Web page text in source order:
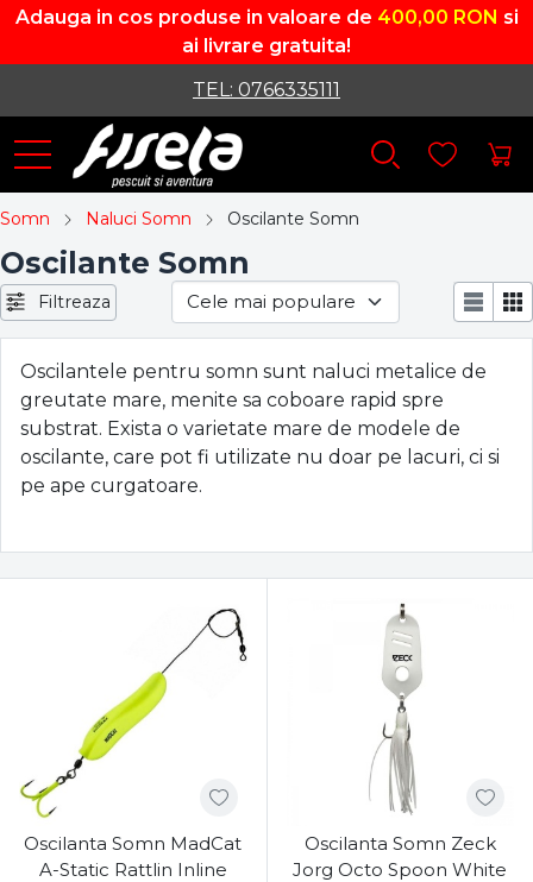
Adauga in cos produse in valoare de 400,00 RON si
ai livrare gratuita!
TEL: 0766335111
Somn Naluci Somn Oscilante Somn
Oscilante Somn
Filtreaza
Oscilantele pentru somn sunt naluci metalice de
greutate mare, menite sa coboare rapid spre
substrat. Exista o varietate mare de modele de
oscilante, care pot fi utilizate nu doar pe lacuri, ci si
pe ape curgatoare.
Oscilanta Somn MadCat
A-Static Rattlin Inline
Oscilanta Somn Zeck
Jorg Octo Spoon White